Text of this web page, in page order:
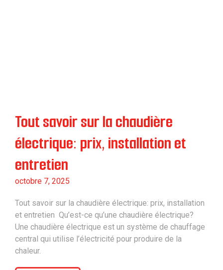
Tout savoir sur la chaudière
électrique: prix, installation et
entretien
octobre 7, 2025
Tout savoir sur la chaudière électrique: prix, installation
et entretien Qu’est-ce qu’une chaudière électrique?
Une chaudière électrique est un système de chauffage
central qui utilise l’électricité pour produire de la
chaleur.